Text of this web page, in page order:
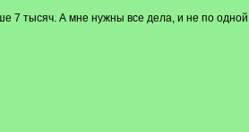
7 тысяч. А мне нужны все дела, и не по